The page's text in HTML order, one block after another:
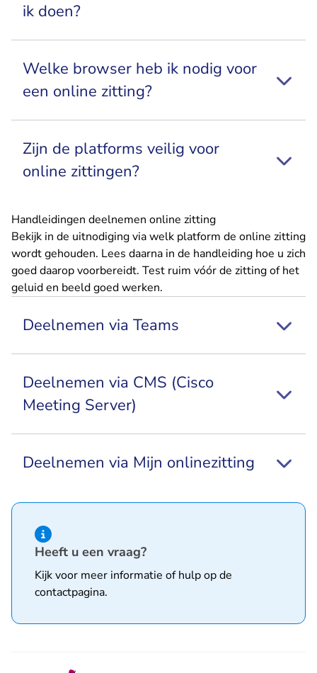
ik doen?
Welke browser heb ik nodig voor
een online zitting?
Zijn de platforms veilig voor
online zittingen?
Handleidingen deelnemen online zitting
Bekijk in de uitnodiging via welk platform de online zitting
wordt gehouden. Lees daarna in de handleiding hoe u zich
goed daarop voorbereidt. Test ruim vóór de zitting of het
geluid en beeld goed werken.
Deelnemen via Teams
Deelnemen via CMS (Cisco
Meeting Server)
Deelnemen via Mijn onlinezitting
Hint van type informatie
Heeft u een vraag?
Kijk voor meer informatie of hulp op de
contactpagina.